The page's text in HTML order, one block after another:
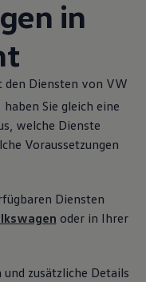
in
den Diensten von VW
haben Sie gleich eine
welche Dienste
Voraussetzungen
Diensten
oder in Ihrer
zusätzliche Details